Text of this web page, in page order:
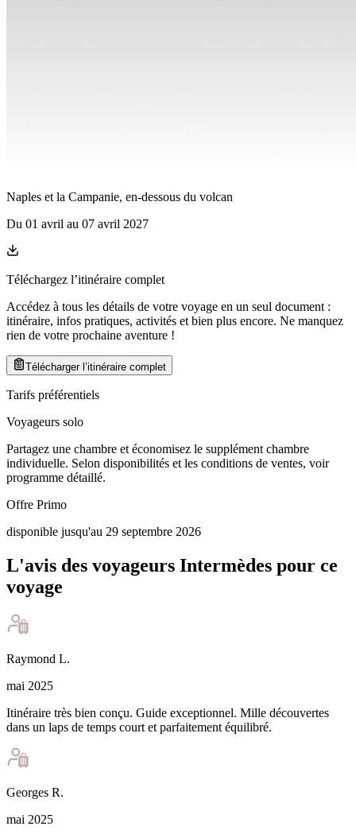
Naples et la Campanie, en-dessous du volcan
Du 01 avril au 07 avril 2027
Téléchargez l’itinéraire complet
Accédez à tous les détails de votre voyage en un seul document :
itinéraire, infos pratiques, activités et bien plus encore. Ne manquez
rien de votre prochaine aventure !
Télécharger l’itinéraire complet
Tarifs préférentiels
Voyageurs solo
Partagez une chambre et économisez le supplément chambre
individuelle. Selon disponibilités et les conditions de ventes, voir
programme détaillé.
Offre Primo
disponible jusqu'au 29 septembre 2026
L'avis des voyageurs Intermèdes pour ce
voyage
Raymond L.
mai 2025
Itinéraire très bien conçu. Guide exceptionnel. Mille découvertes
dans un laps de temps court et parfaitement équilibré.
Georges R.
mai 2025